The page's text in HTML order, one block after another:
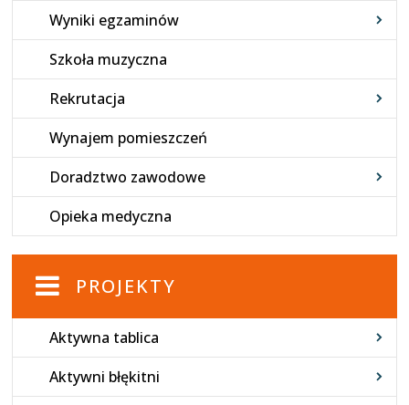
Wyniki egzaminów
Szkoła muzyczna
Rekrutacja
Wynajem pomieszczeń
Doradztwo zawodowe
Opieka medyczna
PROJEKTY
Aktywna tablica
Aktywni błękitni